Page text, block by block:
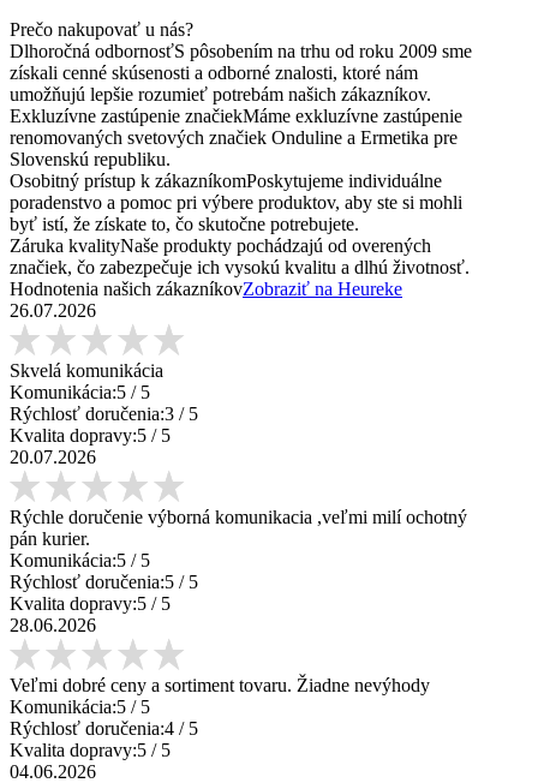
Prečo nakupovať u nás?
Dlhoročná odbornosťS pôsobením na trhu od roku 2009 sme
získali cenné skúsenosti a odborné znalosti, ktoré nám
umožňujú lepšie rozumieť potrebám našich zákazníkov.
Exkluzívne zastúpenie značiekMáme exkluzívne zastúpenie
renomovaných svetových značiek Onduline a Ermetika pre
Slovenskú republiku.
Osobitný prístup k zákazníkomPoskytujeme individuálne
poradenstvo a pomoc pri výbere produktov, aby ste si mohli
byť istí, že získate to, čo skutočne potrebujete.
Záruka kvalityNaše produkty pochádzajú od overených
značiek, čo zabezpečuje ich vysokú kvalitu a dlhú životnosť.
Hodnotenia našich zákazníkovZobraziť na Heureke
26.07.2026
Skvelá komunikácia
Komunikácia:5 / 5
Rýchlosť doručenia:3 / 5
Kvalita dopravy:5 / 5
20.07.2026
Rýchle doručenie výborná komunikacia ,veľmi milí ochotný
pán kurier.
Komunikácia:5 / 5
Rýchlosť doručenia:5 / 5
Kvalita dopravy:5 / 5
28.06.2026
Veľmi dobré ceny a sortiment tovaru. Žiadne nevýhody
Komunikácia:5 / 5
Rýchlosť doručenia:4 / 5
Kvalita dopravy:5 / 5
04.06.2026